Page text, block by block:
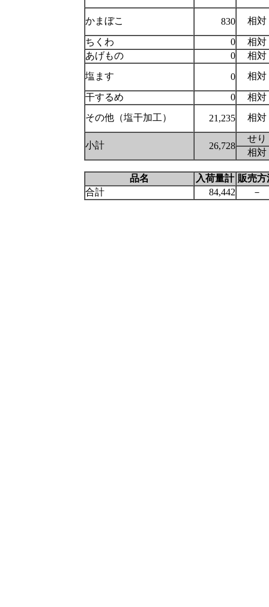
かまぼこ 830 相対
ちくわ 0
相対
あげもの
0
相対
塩ます
0 相対
干するめ 0
相対
その他（塩干加工）
21,235 相対
小計 26,728
せり
相対
品名 入荷量計 販売方
合計
84,442 －